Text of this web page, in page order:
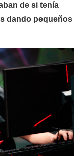
de si tenía
dando pequeños